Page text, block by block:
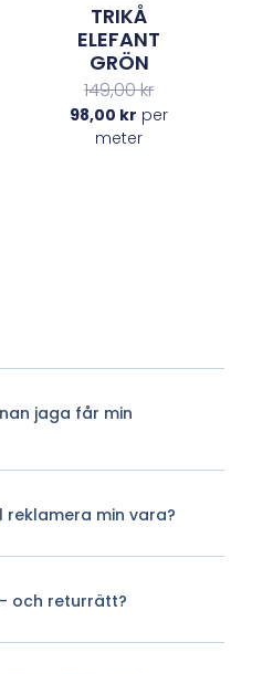
TRIKÅ
ELEFANT
GRÖN
149,00kr
98,00 kr per
meter
jaga får min
reklamera min vara?
och returrätt?